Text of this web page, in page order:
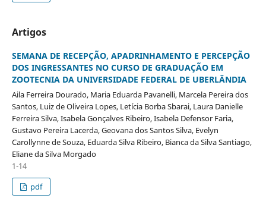
Artigos
SEMANA DE RECEPÇÃO, APADRINHAMENTO E PERCEPÇÃO
DOS INGRESSANTES NO CURSO DE GRADUAÇÃO EM
ZOOTECNIA DA UNIVERSIDADE FEDERAL DE UBERLÂNDIA
Aila Ferreira Dourado, Maria Eduarda Pavanelli, Marcela Pereira dos
Santos, Luiz de Oliveira Lopes, Letícia Borba Sbarai, Laura Danielle
Ferreira Silva, Isabela Gonçalves Ribeiro, Isabela Defensor Faria,
Gustavo Pereira Lacerda, Geovana dos Santos Silva, Evelyn
Carollynne de Souza, Eduarda Silva Ribeiro, Bianca da Silva Santiago,
Eliane da Silva Morgado
1-14
pdf